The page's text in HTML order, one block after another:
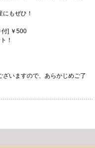
もぜひ！
] ￥500
！
いますので、あらかじめご了